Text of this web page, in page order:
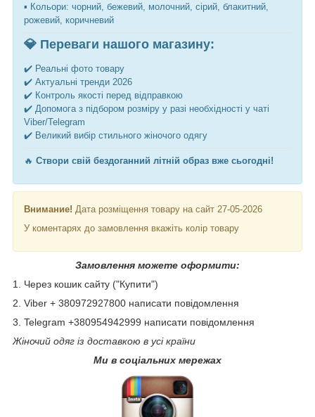
▪️ Кольори: чорний, бежевий, молочний, сірий, блакитний,
рожевий, коричневий
💎 Переваги нашого магазину:
✔️ Реальні фото товару
✔️ Актуальні тренди 2026
✔️ Контроль якості перед відправкою
✔️ Допомога з підбором розміру у разі необхідності у чаті
Viber/Telegram
✔️ Великий вибір стильного жіночого одягу
🔥 Створи свій бездоганний літній образ вже сьогодні!
Внимание! Дата розміщення товару на сайт 27-05-2026
У коментарях до замовлення вкажіть колір товару
Замовлення можете оформити:
1. Через кошик сайту ("Купити")
2. Viber + 380972927800 написати повідомлення
3. Telegram +380954942999 написати повідомлення
Жіночий одяг із доставкою в усі країни
Ми в соціальних мережах